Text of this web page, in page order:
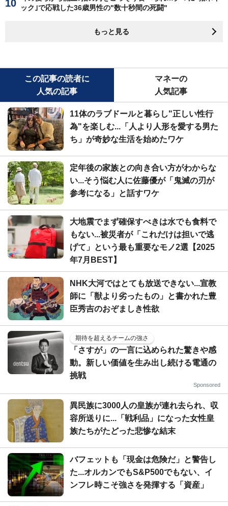
ック｣で応戦した36歳男性の"数十秒間の死闘"
もっと見る
この記事の読者に
人気の記事
マネーの
人気記事
11体のラブドールと暮らし"正しい性行
為"を楽しむ...「人より人形を愛する男た
ち」が奇妙な生活を始めたワケ
定年後の家族との向き合い方がわからな
い...そう悩む人に佐藤優が「鬼滅の刃が
参考になる」と話すワケ
大地震でまず確保すべきは水でも食料で
もない...被災者が「これだけは担いで逃
げて」という最も重要なモノ2選【2025
年7月BEST】
NHK大河ではとても放送できない...宣教
師に「獣より劣ったもの」と書かれた豊
臣秀吉のおぞましき性欲
期待を超えるチームの強さ
「さすが」の一言に込められた驚きや感
動。新しい価値を生み出し続ける電通の
挑戦
Sponsored
異民族に3000人の皇族が連れ去られ、収
容所送りに...「戦利品」になった女性皇
族たちがたどった悲惨な結末
バフェットも「現金は危険だ」と警告し
た...オルカンでもS&P500でもない、イ
ンフレ時こそ強さを発揮する「資産」